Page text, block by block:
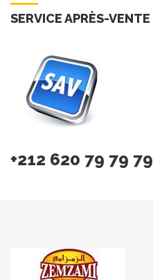
SERVICE APRÈS-VENTE
+212 620 79 79 79